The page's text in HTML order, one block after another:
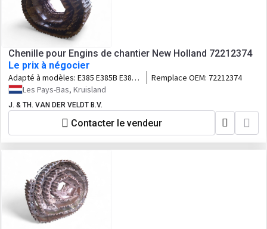
Chenille pour Engins de chantier New Holland 72212374
Le prix à négocier
Adapté à modèles: E385 E385B E385C
RH12.6
Remplace OEM: 72212374
Les Pays-Bas, Kruisland
J. & TH. VAN DER VELDT B.V.
Contacter le vendeur